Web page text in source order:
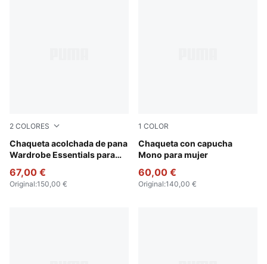
2 COLORES
Chaqueta acolchada de pana
Wardrobe Essentials para
Alpine Snow
67,00 €
Original:150,00 €
1 COLOR
Chaqueta con capucha
Mono para mujer
Alpine Snow
60,00 €
Original:140,00 €